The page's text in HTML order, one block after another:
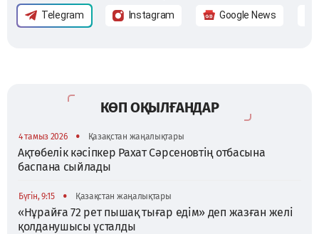
Telegram Instagram Google News
КӨП ОҚЫЛҒАНДАР
4 тамыз 2026 • Қазақстан жаңалықтары
Ақтөбелік кәсіпкер Рахат Сәрсеновтің отбасына
баспана сыйлады
Бүгін, 9:15 • Қазақстан жаңалықтары
«Нұрайға 72 рет пышақ тығар едім» деп жазған желі
қолданушысы ұсталды